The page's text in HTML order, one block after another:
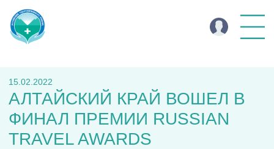
15.02.2022
АЛТАЙСКИЙ КРАЙ ВОШЕЛ В
ФИНАЛ ПРЕМИИ RUSSIAN
TRAVEL AWARDS